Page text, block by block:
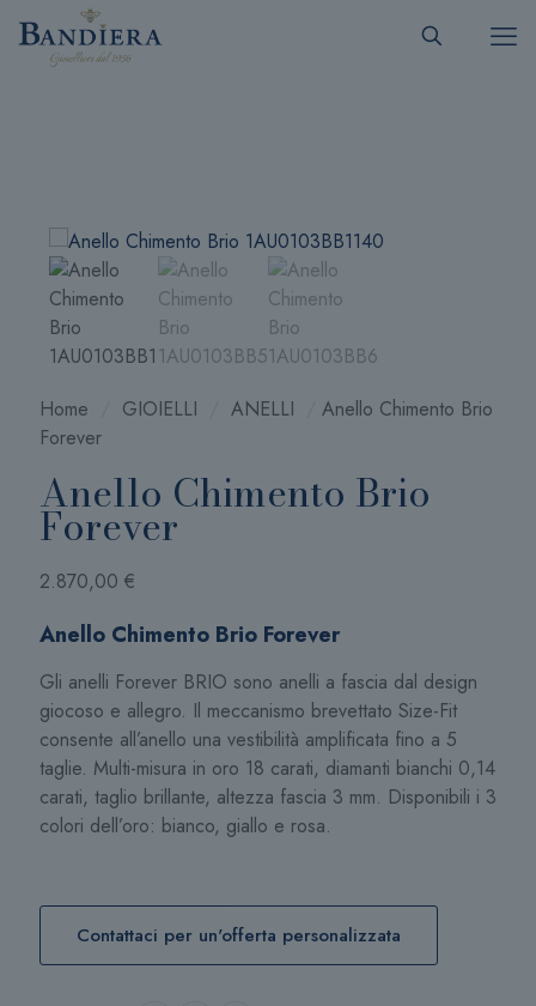
Home GIOIELLI ANELLI
Anello Chimento Brio
Forever
Anello Chimento Brio
Forever
2.870,00 €
Anello Chimento Brio Forever
Gli anelli Forever BRIO sono anelli a fascia dal design
giocoso e allegro. Il meccanismo brevettato Size-Fit
consente all’anello una vestibilità amplificata fino a 5
taglie. Multi-misura in oro 18 carati, diamanti bianchi 0,14
carati, taglio brillante, altezza fascia 3 mm. Disponibili i 3
colori dell’oro: bianco, giallo e rosa.
Contattaci per un'offerta personalizzata